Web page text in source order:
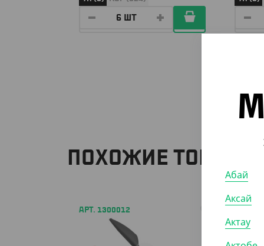
ПОХОЖИЕ ТОВАРЫ
АРТ. 1300012
Абай
Аксай
Актау